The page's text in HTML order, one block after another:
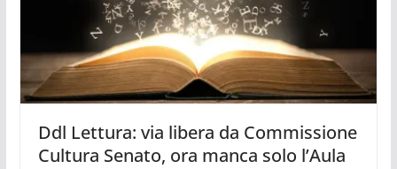
Ddl Lettura: via libera da Commissione
Cultura Senato, ora manca solo l’Aula